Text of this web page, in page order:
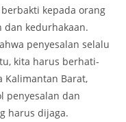
kepada orang
dan kedurhakaan.
penyesalan selalu
kita harus berhati-
Kalimantan Barat,
penyesalan dan
harus dijaga.